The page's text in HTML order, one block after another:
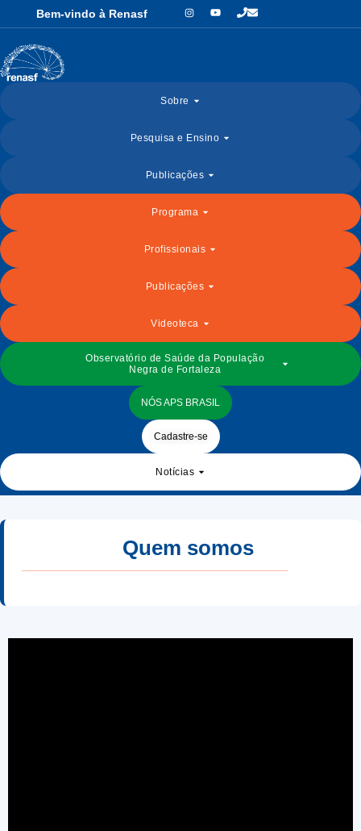
Bem-vindo à Renasf
Sobre
Pesquisa e Ensino
Publicações
Programa
Profissionais
Publicações
Videoteca
Observatório de Saúde da População
Negra de Fortaleza
NÓS APS BRASIL
Cadastre-se
Notícias
Quem somos